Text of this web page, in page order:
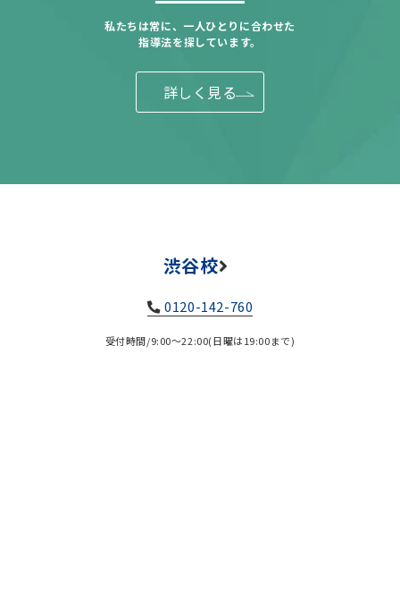
私たちは常に、一人ひとりに合わせた
指導法を探しています。
詳しく見る
渋谷校
0120-142-760
受付時間/9:00～22:00(日曜は19:00まで)